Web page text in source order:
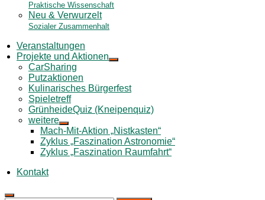
Praktische Wissenschaft
Neu & Verwurzelt
Sozialer Zusammenhalt
Veranstaltungen
Projekte und Aktionen
CarSharing
Putzaktionen
Kulinarisches Bürgerfest
Spieletreff
GrünheideQuiz (Kneipenquiz)
weitere
Mach-Mit-Aktion „Nistkasten“
Zyklus „Faszination Astronomie“
Zyklus „Faszination Raumfahrt“
Kontakt